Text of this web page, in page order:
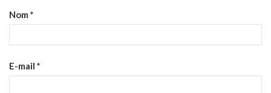
Nom *
E-mail *